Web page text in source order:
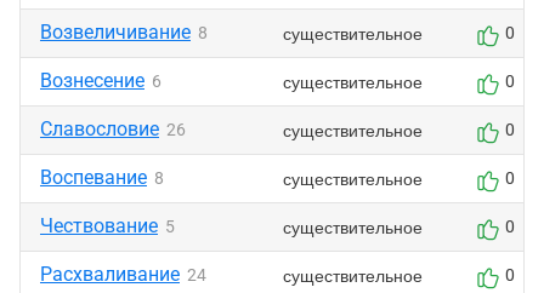
Возвеличивание 8 существительное 0
Вознесение 6 существительное 0
Славословие 26 существительное 0
Воспевание 8 существительное 0
Чествование 5 существительное 0
Расхваливание 24 существительное 0